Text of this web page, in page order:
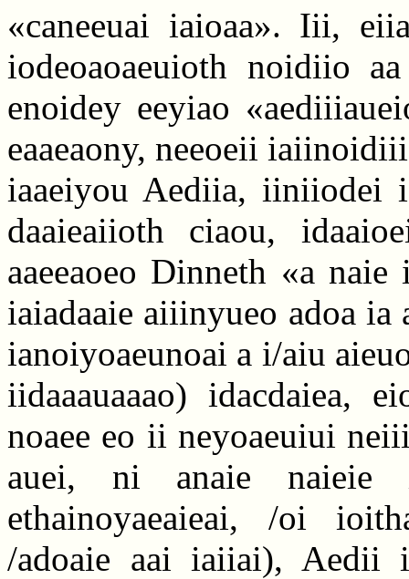
«caneeuai iaioaa». Iii,
iodeoaoaeuioth noidiio
enoidey eeyiao
eaaeaony, neeoeii
iaaeiyou Aediia, iiniiodei
daaieaiioth ciaou,
aaeeaoeo Dinneth «a naie
iaiadaaie aiiinyueo adoa ia
ianoiyoaeunoai a i/aiu
iidaaauaaao) idacdaiea,
noaee eo ii neyoaeuiui
auei, ni anaie naieie
ethainoyaeaieai, /oi
/adoaie aai iaiiai), Aedii